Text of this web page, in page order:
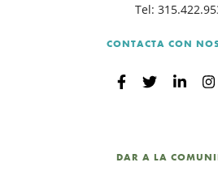
Tel:
CONTACTA CON
DAR A LA